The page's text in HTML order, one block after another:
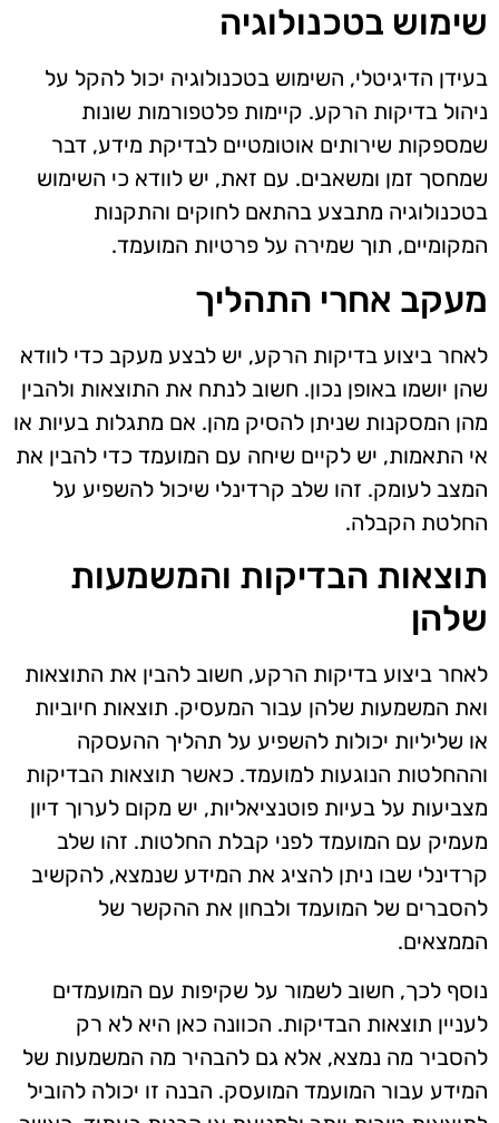
שימוש בטכנולוגיה
בעידן הדיגיטלי, השימוש בטכנולוגיה יכול להקל על
ניהול בדיקות הרקע. קיימות פלטפורמות שונות
שמספקות שירותים אוטומטיים לבדיקת מידע, דבר
שמחסך זמן ומשאבים. עם זאת, יש לוודא כי השימוש
בטכנולוגיה מתבצע בהתאם לחוקים והתקנות
המקומיים, תוך שמירה על פרטיות המועמד.
מעקב אחרי התהליך
לאחר ביצוע בדיקות הרקע, יש לבצע מעקב כדי לוודא
שהן יושמו באופן נכון. חשוב לנתח את התוצאות ולהבין
מהן המסקנות שניתן להסיק מהן. אם מתגלות בעיות או
אי התאמות, יש לקיים שיחה עם המועמד כדי להבין את
המצב לעומק. זהו שלב קרדינלי שיכול להשפיע על
החלטת הקבלה.
תוצאות הבדיקות והמשמעות
שלהן
לאחר ביצוע בדיקות הרקע, חשוב להבין את התוצאות
ואת המשמעות שלהן עבור המעסיק. תוצאות חיוביות
או שליליות יכולות להשפיע על תהליך ההעסקה
וההחלטות הנוגעות למועמד. כאשר תוצאות הבדיקות
מצביעות על בעיות פוטנציאליות, יש מקום לערוך דיון
מעמיק עם המועמד לפני קבלת החלטות. זהו שלב
קרדינלי שבו ניתן להציג את המידע שנמצא, להקשיב
להסברים של המועמד ולבחון את ההקשר של
הממצאים.
נוסף לכך, חשוב לשמור על שקיפות עם המועמדים
לעניין תוצאות הבדיקות. הכוונה כאן היא לא רק
להסביר מה נמצא, אלא גם להבהיר מה המשמעות של
המידע עבור המועמד המועסק. הבנה זו יכולה להוביל